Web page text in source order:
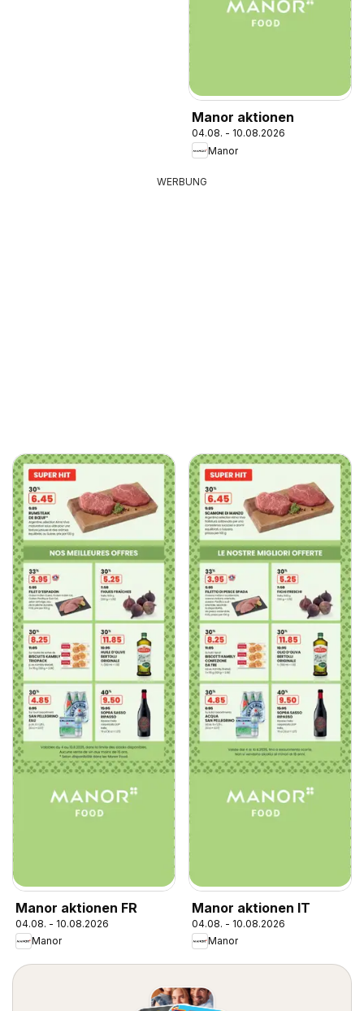
Manor aktionen
04.08. - 10.08.2026
Manor
WERBUNG
Manor aktionen FR
04.08. - 10.08.2026
Manor
Manor aktionen IT
04.08. - 10.08.2026
Manor